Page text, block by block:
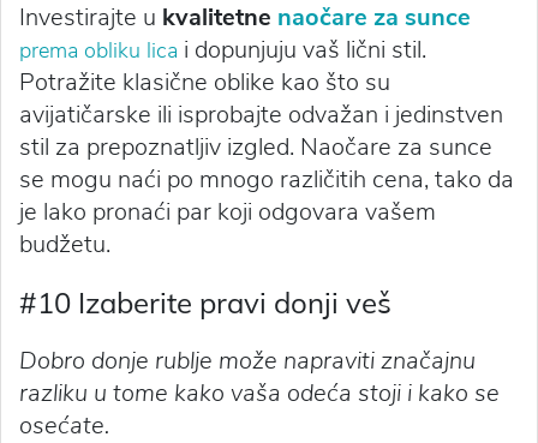
Investirajte u kvalitetne naočare za sunce
prema obliku lica i dopunjuju vaš lični stil.
Potražite klasične oblike kao što su
avijatičarske ili isprobajte odvažan i jedinstven
stil za prepoznatljiv izgled. Naočare za sunce
se mogu naći po mnogo različitih cena, tako da
je lako pronaći par koji odgovara vašem
budžetu.
#10 Izaberite pravi donji veš
Dobro donje rublje može napraviti značajnu
razliku u tome kako vaša odeća stoji i kako se
osećate.